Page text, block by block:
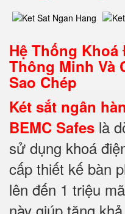
Hệ Thống
Thông Minh Và
Sao Chép
Két sắt ngân
BEMC Safes là
sử dụng khoá
cấp thiết kế bàn
lên đến 1 triệu